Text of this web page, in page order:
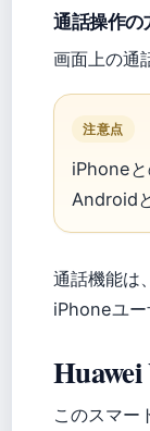
通話操作の
画面上の通
注意点
iPhoneと
Android
通話機能は
iPhoneユー
このスマー